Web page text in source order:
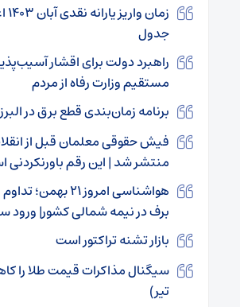
جدول
راهبرد دولت برای اقشار
مستقیم وزارت رفاه از مردم
برنامه زمان‌بندی قطع برق در
فیش حقوقی معلمان قبل از
منتشر شد | این رقم
هواشناسی امروز ۲۱
برف در نیمه شمالی کشور| ورود
بازار تشنه تراکتور است
تیر)